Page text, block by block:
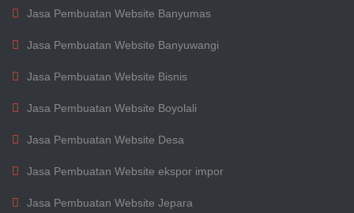
Jasa Pembuatan Website Banyumas
Jasa Pembuatan Website Banyuwangi
Jasa Pembuatan Website Bisnis
Jasa Pembuatan Website Boyolali
Jasa Pembuatan Website Desa
Jasa Pembuatan Website ekspor impor
Jasa Pembuatan Website Jepara